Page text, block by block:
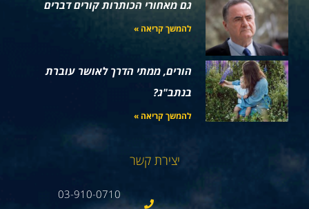
גם מאחורי הכותרות קורים דברים
להמשך קריאה »
הורים, ממתי הדרך לאושר עוברת
בנתב"ג?
להמשך קריאה »
יצירת קשר
03-910-0710